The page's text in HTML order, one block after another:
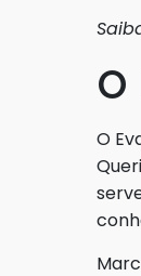
O
O